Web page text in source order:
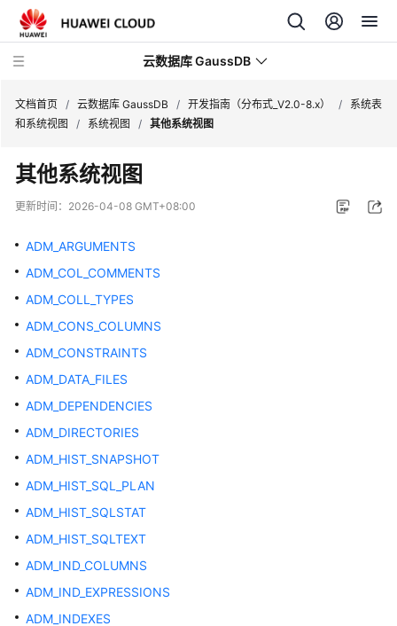
云数据库 GaussDB
最
新
动
务
公
告
产
品
介
计
费
明
快
入
门
文档首页 / 云数据库 GaussDB / 开发指南（分布式_V2.0-8.x） /
系统表
和系统视图
/ 系统视图 / 其他系统视图
其他系统视图
更新时间： 2026-04-08 GMT+08:00
ADM_ARGUMENTS
ADM_COL_COMMENTS
ADM_COLL_TYPES
ADM_CONS_COLUMNS
ADM_CONSTRAINTS
ADM_DATA_FILES
ADM_DEPENDENCIES
ADM_DIRECTORIES
ADM_HIST_SNAPSHOT
ADM_HIST_SQL_PLAN
ADM_HIST_SQLSTAT
ADM_HIST_SQLTEXT
ADM_IND_COLUMNS
ADM_IND_EXPRESSIONS
ADM_INDEXES